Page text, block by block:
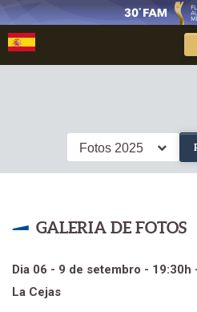
Fotos 2025
GALERIA DE FOTOS
Dia 06 - 9 de setembro - 19:30h
La Cejas